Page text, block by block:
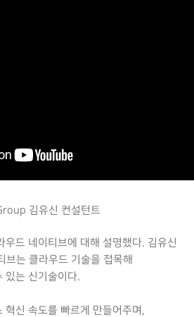
김유신 컨설턴트
우드 네이티브에 대해 설명했다. 김유신
브는 클라우드 기술을 접목해
있는 신기술이다.
혁신 속도를 빠르게 만들어주며,